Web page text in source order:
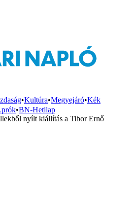
•Kultúra•Megyejáró•Kék
•BN-Hetilap
nyílt kiállítás a Tibor Ernő